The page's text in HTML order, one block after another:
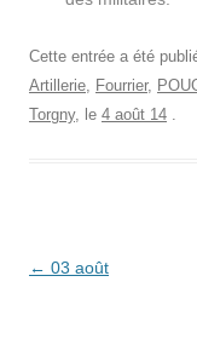
Cette entrée a été
Artillerie, Fourrier,
Torgny, le 4 août 14 .
Navigation
← 03 août